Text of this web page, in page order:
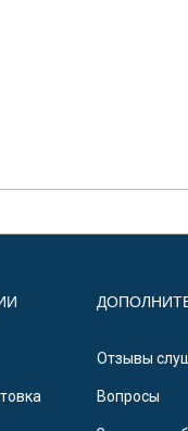
Отзывы
Вопросы